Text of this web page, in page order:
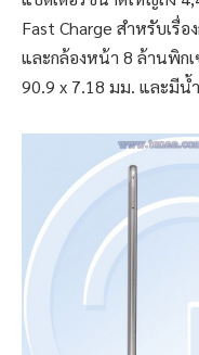
Fast Charge สำหรับเรื่
และกล้องหน้า 8 ล้านพิก
90.9 x 7.18 มม. และมีน้